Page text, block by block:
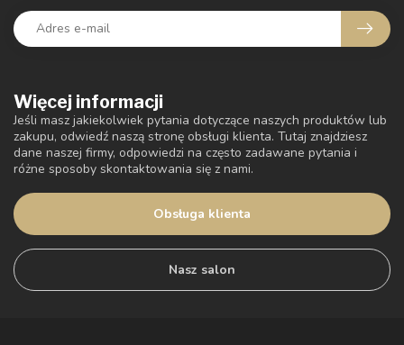
Więcej informacji
Jeśli masz jakiekolwiek pytania dotyczące naszych produktów lub
zakupu, odwiedź naszą stronę obsługi klienta. Tutaj znajdziesz
dane naszej firmy, odpowiedzi na często zadawane pytania i
różne sposoby skontaktowania się z nami.
Obsługa klienta
Nasz salon